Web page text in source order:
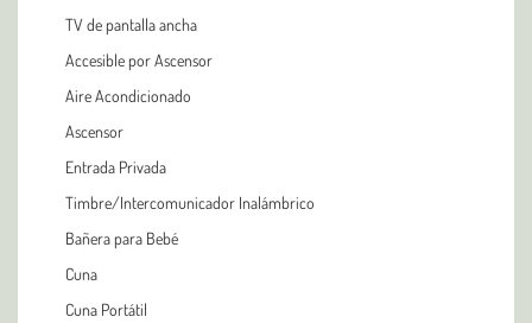
TV de pantalla ancha
Accesible por Ascensor
Aire Acondicionado
Ascensor
Entrada Privada
Timbre/Intercomunicador Inalámbrico
Bañera para Bebé
Cuna
Cuna Portátil